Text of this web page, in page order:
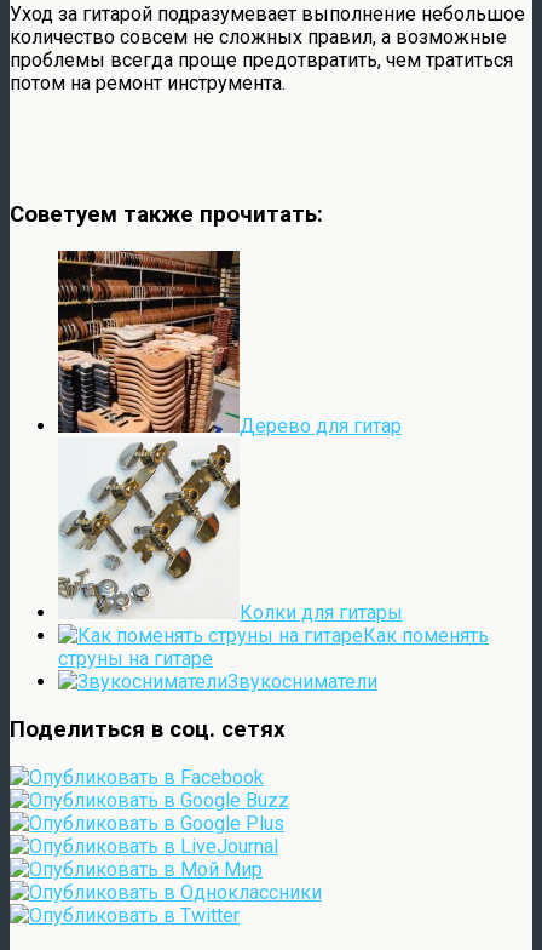
Уход за гитарой подразумевает выполнение небольшое
количество совсем не сложных правил, а возможные
проблемы всегда проще предотвратить, чем тратиться
потом на ремонт инструмента.
Советуем также прочитать:
Дерево для гитар
Колки для гитары
Как поменять
струны на гитаре
Звукосниматели
Поделиться в соц. сетях